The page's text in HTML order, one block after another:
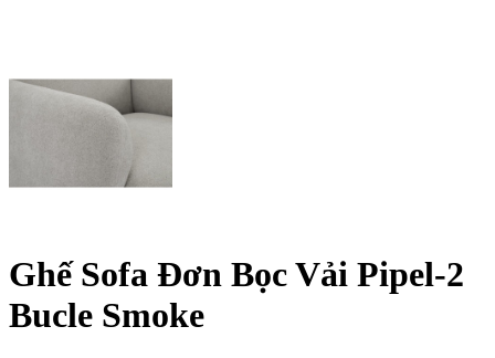
Ghế Sofa Đơn Bọc Vải Pipel-2
Bucle Smoke